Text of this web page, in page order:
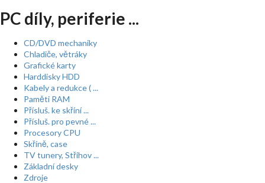
PC díly, periferie ...
CD/DVD mechaniky
Chladiče, větráky
Grafické karty
Harddisky HDD
Kabely a redukce ( ...
Paměti RAM
Přísluš. ke skříní ...
Přísluš. pro pevné ...
Procesory CPU
Skříně, case
TV tunery, Střihov ...
Základní desky
Zdroje